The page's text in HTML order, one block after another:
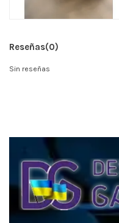
Reseñas(0)
Sin reseñas